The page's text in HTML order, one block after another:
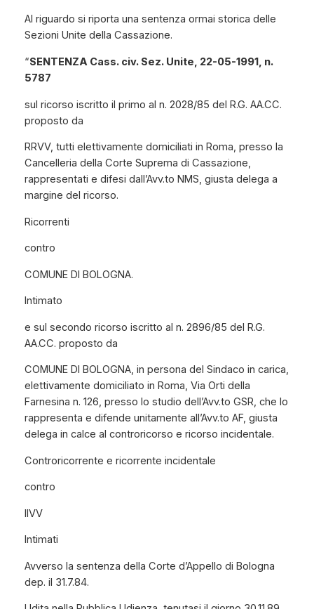
Al riguardo si riporta una sentenza ormai storica delle
Sezioni Unite della Cassazione.
“SENTENZA Cass. civ. Sez. Unite, 22-05-1991, n.
5787
sul ricorso iscritto il primo al n. 2028/85 del R.G. AA.CC.
proposto da
RRVV, tutti elettivamente domiciliati in Roma, presso la
Cancelleria della Corte Suprema di Cassazione,
rappresentati e difesi dall’Avv.to NMS, giusta delega a
margine del ricorso.
Ricorrenti
contro
COMUNE DI BOLOGNA.
Intimato
e sul secondo ricorso iscritto al n. 2896/85 del R.G.
AA.CC. proposto da
COMUNE DI BOLOGNA, in persona del Sindaco in carica,
elettivamente domiciliato in Roma, Via Orti della
Farnesina n. 126, presso lo studio dell’Avv.to GSR, che lo
rappresenta e difende unitamente all’Avv.to AF, giusta
delega in calce al controricorso e ricorso incidentale.
Controricorrente e ricorrente incidentale
contro
IIVV
Intimati
Avverso la sentenza della Corte d’Appello di Bologna
dep. il 31.7.84.